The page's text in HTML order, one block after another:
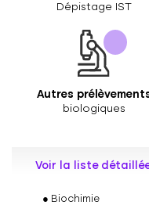
Dépistage IST
Autres
biologiques
Voir la liste
Biochimie